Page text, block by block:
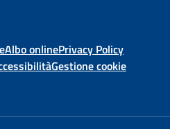
Albo onlinePrivacy Policy
Gestione cookie